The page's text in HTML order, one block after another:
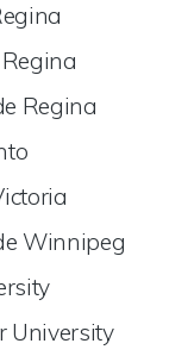
Regina
Winnipeg
University